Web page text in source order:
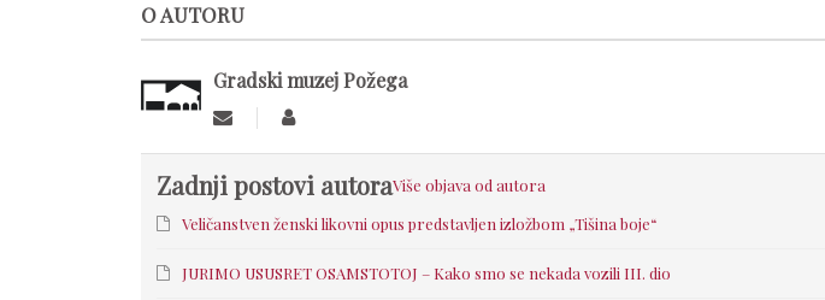
O AUTORU
Gradski muzej Požega
Zadnji postovi autoraViše objava od autora
Veličanstven ženski likovni opus predstavljen izložbom „Tišina boje“
JURIMO USUSRET OSAMSTOTOJ – Kako smo se nekada vozili III. dio